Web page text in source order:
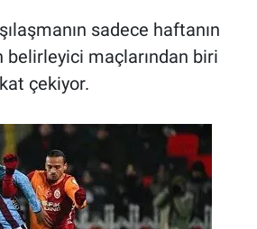
sadece haftanın
belirleyici maçlarından biri
çekiyor.